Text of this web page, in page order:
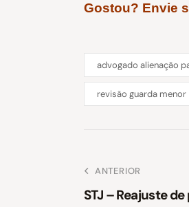
Gostou? Envie
advogado alienação
revisão guarda menor
ANTERIOR
STJ – Reajuste